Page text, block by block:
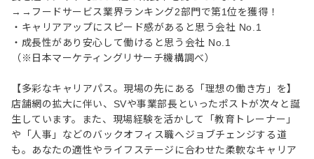
→→フードサービス業界ランキング2部門で第1位を獲得！
・キャリアアップにスピード感があると思う会社 No.1
・成長性があり安心して働けると思う会社 No.1
（※日本マーケティングリサーチ機構調べ）
【多彩なキャリアパス。現場の先にある「理想の働き方」を】
店舗網の拡大に伴い、SVや事業部長といったポストが次々と誕
生しています。また、現場経験を活かして「教育トレーナー」
や「人事」などのバックオフィス職へジョブチェンジする道
も。あなたの適性やライフステージに合わせた柔軟なキャリア